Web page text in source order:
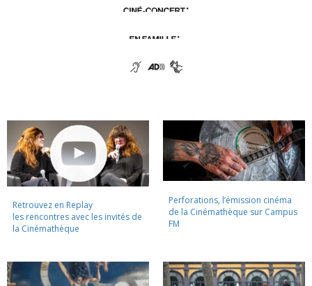
Retrouvez en Replay
les rencontres avec les invités de
la Cinémathèque
Perforations, l’émission cinéma
de la Cinémathèque sur Campus
FM